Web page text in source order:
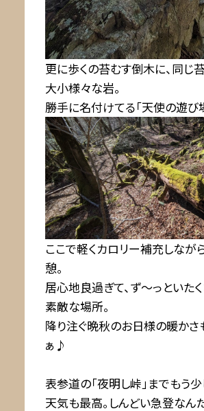
更に歩くの苔むす倒木に、同じ
大小様々な岩。
勝手に名付けてる「天使の遊び
ここで軽くカロリー補充しなが
憩。
居心地良過ぎて、ず〜っといた
素敵な場所。
降り注ぐ晩秋のお日様の暖かさ
ぁ♪
表参道の「夜明し峠」までもう
天気も最高。しんどい急登なん